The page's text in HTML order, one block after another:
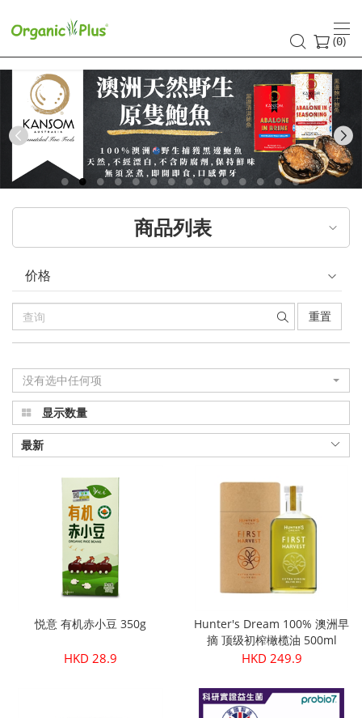
(0)
Previous
商品列表
价格
重置
没有选中任何项
显示数量
最新
悦意 有机赤小豆 350g
HKD 28.9
Hunter's Dream 100% 澳洲早
摘 顶级初榨橄榄油 500ml
HKD 249.9